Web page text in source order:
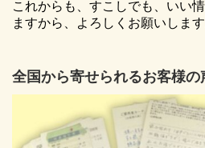
これからも、すこしでも、いい
ますから、よろしくお願いします
全国から寄せられるお客様の